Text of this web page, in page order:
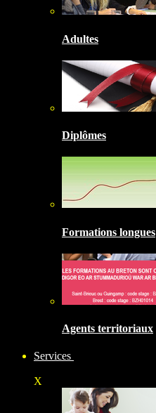
Adultes
Diplômes
Formations longues
Agents territoriaux
Services
X